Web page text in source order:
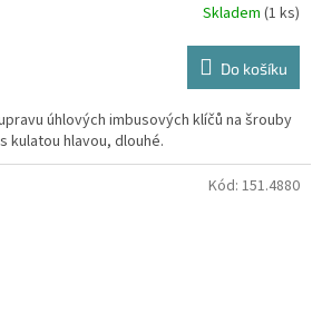
Skladem (1 ks)
Do košíku
úhlových imbusových klíčů na šrouby
kulatou hlavou, dlouhé.
Kód: 151.4880